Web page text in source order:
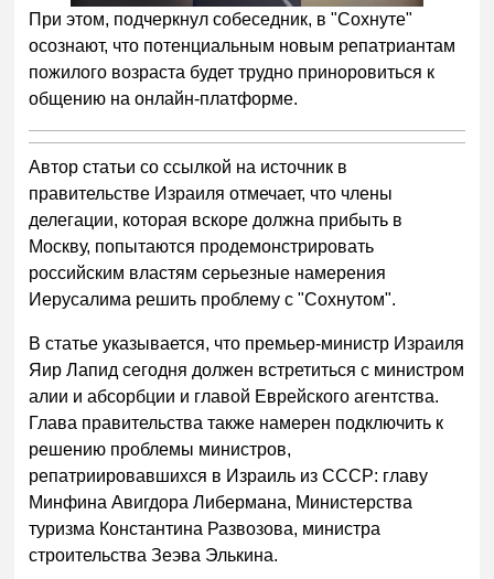
При этом, подчеркнул собеседник, в "Сохнуте"
осознают, что потенциальным новым репатриантам
пожилого возраста будет трудно приноровиться к
общению на онлайн-платформе.
Автор статьи со ссылкой на источник в
правительстве Израиля отмечает, что члены
делегации, которая вскоре должна прибыть в
Москву, попытаются продемонстрировать
российским властям серьезные намерения
Иерусалима решить проблему с "Сохнутом".
В статье указывается, что премьер-министр Израиля
Яир Лапид сегодня должен встретиться с министром
алии и абсорбции и главой Еврейского агентства.
Глава правительства также намерен подключить к
решению проблемы министров,
репатриировавшихся в Израиль из СССР: главу
Минфина Авигдора Либермана, Министерства
туризма Константина Развозова, министра
строительства Зеэва Элькина.